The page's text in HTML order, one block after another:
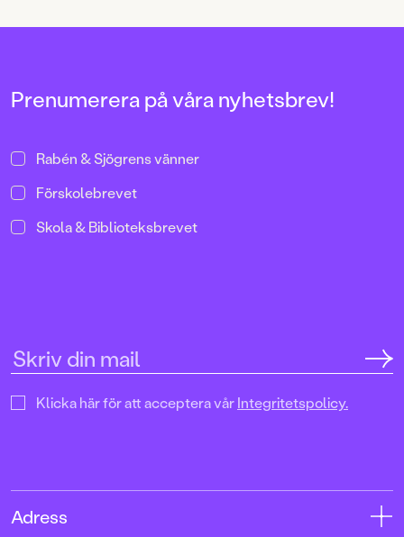
äter allaav Aron Landahl ochEn
Adbåge.
Äppelkänslan har de haft i sig
Prenumerera på våra nyhetsbrev!
Rabén & Sjögrens vänner
Förskolebrevet
Skola & Biblioteksbrevet
Klicka här för att acceptera vårIntegritetspolicy.
Adress